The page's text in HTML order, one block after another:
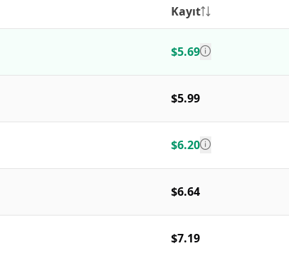
Kayıt
$5.69
$5.99
$6.20
$6.64
$7.19